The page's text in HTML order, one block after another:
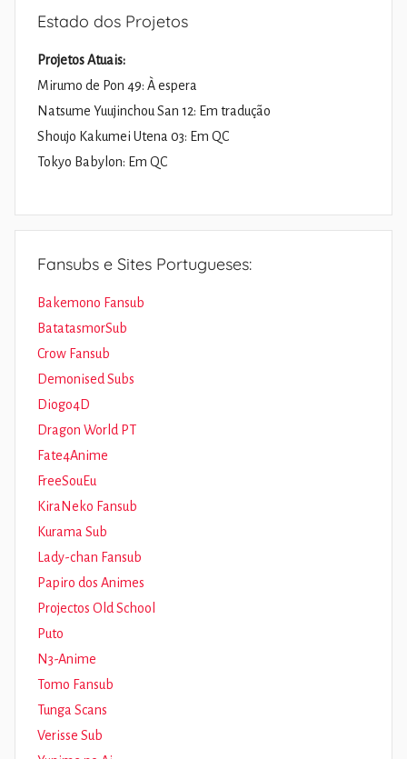
Estado dos Projetos
Projetos Atuais:
Mirumo de Pon 49: À espera
Natsume Yuujinchou San 12: Em tradução
Shoujo Kakumei Utena 03: Em QC
Tokyo Babylon: Em QC
Fansubs e Sites Portugueses:
Bakemono Fansub
BatatasmorSub
Crow Fansub
Demonised Subs
Diogo4D
Dragon World PT
Fate4Anime
FreeSouEu
KiraNeko Fansub
Kurama Sub
Lady-chan Fansub
Papiro dos Animes
Projectos Old School
Puto
N3-Anime
Tomo Fansub
Tunga Scans
Verisse Sub